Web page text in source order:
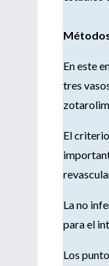
En este
tres
El
La no
para el
Los